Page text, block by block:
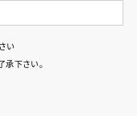
い
下さい。